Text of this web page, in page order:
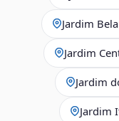
Jardim
Jardim
Jardim
Jardim